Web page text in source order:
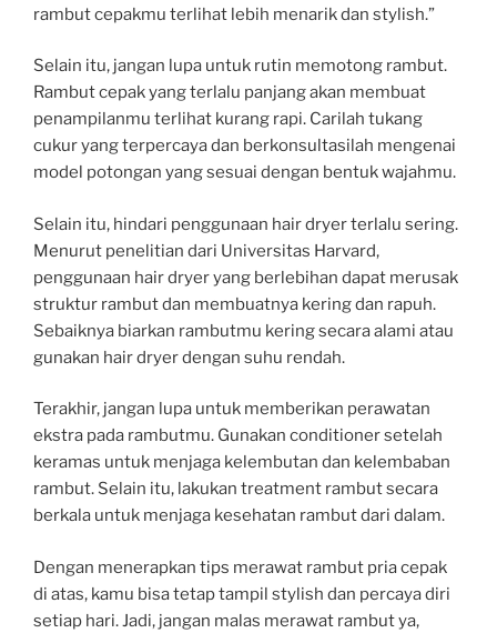
rambut cepakmu terlihat lebih menarik dan stylish.”
Selain itu, jangan lupa untuk rutin memotong rambut.
Rambut cepak yang terlalu panjang akan membuat
penampilanmu terlihat kurang rapi. Carilah tukang
cukur yang terpercaya dan berkonsultasilah mengenai
model potongan yang sesuai dengan bentuk wajahmu.
Selain itu, hindari penggunaan hair dryer terlalu sering.
Menurut penelitian dari Universitas Harvard,
penggunaan hair dryer yang berlebihan dapat merusak
struktur rambut dan membuatnya kering dan rapuh.
Sebaiknya biarkan rambutmu kering secara alami atau
gunakan hair dryer dengan suhu rendah.
Terakhir, jangan lupa untuk memberikan perawatan
ekstra pada rambutmu. Gunakan conditioner setelah
keramas untuk menjaga kelembutan dan kelembaban
rambut. Selain itu, lakukan treatment rambut secara
berkala untuk menjaga kesehatan rambut dari dalam.
Dengan menerapkan tips merawat rambut pria cepak
di atas, kamu bisa tetap tampil stylish dan percaya diri
setiap hari. Jadi, jangan malas merawat rambut ya,